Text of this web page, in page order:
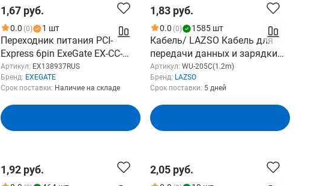
1,67 руб.
0.0 (0) 1 шт
Переходник питания PCI-
Express 6pin ExeGate EX-CC-
PSU-6 от 2х разъемов Molex
IDE блока питания, 0,15м
EX138937RUS
Артикул: EX138937RUS
Бренд: EXEGATE
Срок поставки: Наличие на складе
1,83 руб.
0.0 (0) 1585 шт
Кабель/ LAZSO Кабель для
передачи данных и зарядки
USB2.0 USB-B micro , 2А (WU-
205C(1.2m))
Артикул: WU-205C(1.2m)
Бренд: LAZSO
Срок поставки: 5 дней
1,92 руб. 2,05 руб.